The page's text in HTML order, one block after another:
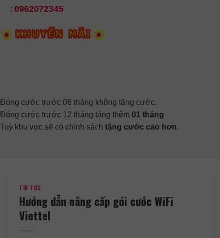
: 0962072345
Đóng cước trước 06 tháng không tặng cước.
Đóng cước trước 12 tháng tặng thêm 01 tháng
Tuỳ khu vực sẽ có chính sách tặng cước cao hơn.
TIN TỨC
Hướng dẫn nâng cấp gói cước WiFi
Viettel